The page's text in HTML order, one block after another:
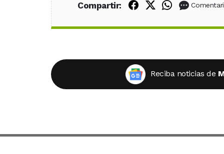
Compartir: Compartir en
Compartir en
Compartir
Reciba noticias de